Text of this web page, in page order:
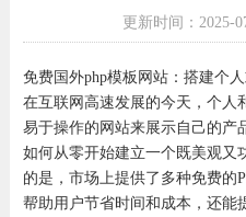
更新时间：2025-
免费国外php模板网站：搭建个
在互联网高速发展的今天，个人
易于操作的网站来展示自己的产
如何从零开始建立一个既美观又
的是，市场上提供了多种免费的
帮助用户节省时间和成本，还能